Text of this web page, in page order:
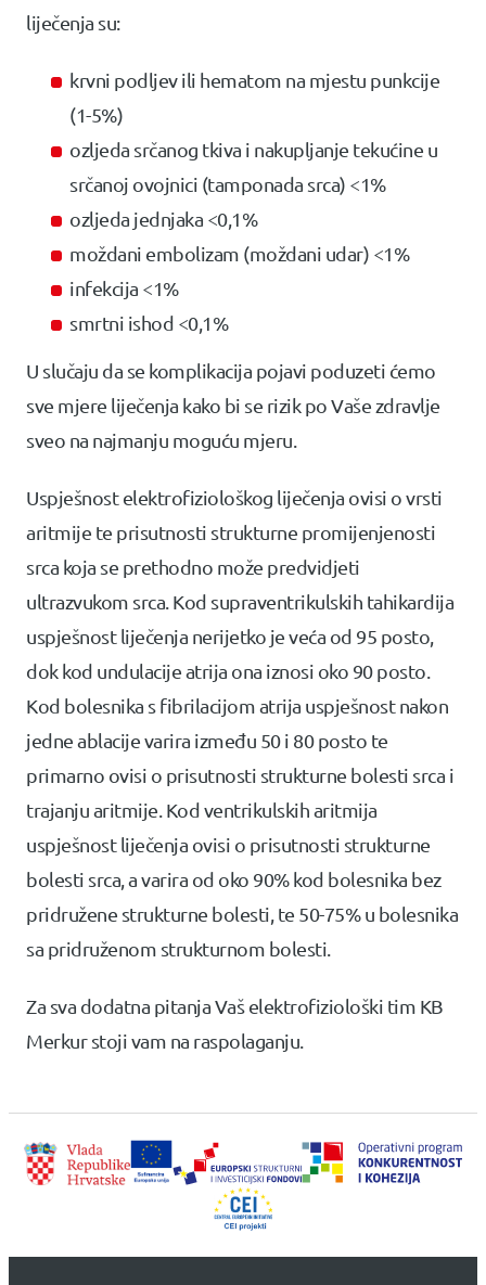
liječenja su:
krvni podljev ili hematom na mjestu punkcije
(1-5%)
ozljeda srčanog tkiva i nakupljanje tekućine u
srčanoj ovojnici (tamponada srca) <1%
ozljeda jednjaka <0,1%
moždani embolizam (moždani udar) <1%
infekcija <1%
smrtni ishod <0,1%
U slučaju da se komplikacija pojavi poduzeti ćemo
sve mjere liječenja kako bi se rizik po Vaše zdravlje
sveo na najmanju moguću mjeru.
Uspješnost elektrofiziološkog liječenja ovisi o vrsti
aritmije te prisutnosti strukturne promijenjenosti
srca koja se prethodno može predvidjeti
ultrazvukom srca. Kod supraventrikulskih tahikardija
uspješnost liječenja nerijetko je veća od 95 posto,
dok kod undulacije atrija ona iznosi oko 90 posto.
Kod bolesnika s fibrilacijom atrija uspješnost nakon
jedne ablacije varira između 50 i 80 posto te
primarno ovisi o prisutnosti strukturne bolesti srca i
trajanju aritmije. Kod ventrikulskih aritmija
uspješnost liječenja ovisi o prisutnosti strukturne
bolesti srca, a varira od oko 90% kod bolesnika bez
pridružene strukturne bolesti, te 50-75% u bolesnika
sa pridruženom strukturnom bolesti.
Za sva dodatna pitanja Vaš elektrofiziološki tim KB
Merkur stoji vam na raspolaganju.